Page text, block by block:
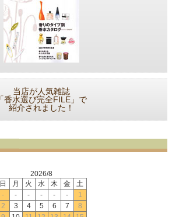
当店が人気雑誌
「香水選び完全FILE」で
紹介されました！
2026/8
日
月 火 水 木 金
土
-
- - - - -
1
2
3 4 5 6 7
8